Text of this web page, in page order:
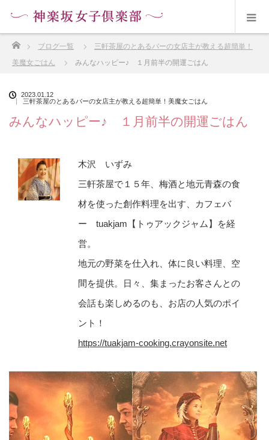
ブログ一覧
三軒茶屋のとあるバーの女店主が教える超簡単！
美魔女ごはん
みんなハッピー♪ １月前半の開運ごはん
2023.01.12
三軒茶屋のとあるバーの女店主が教える超簡単！美魔女ごはん
みんなハッピー♪ １月前半の開運ごはん
木沢 いずみ
三軒茶屋で１５年、梅酒と地元青森の食
材を使った創作料理を出す、カフェバ
ー tuakjam【トゥアックジャム】を経
営。
地元の野菜を仕入れ、体に良い料理、空
間を提供。日々、集まったお客さんとの
会話も楽しめるのも、お店の人気のポイ
ント！
https://tuakjam-cooking.crayonsite.net